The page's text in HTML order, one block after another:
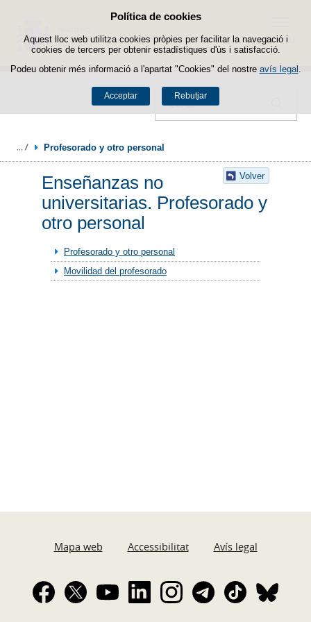
Política de cookies
Aquest lloc web utilitza cookies pròpies per facilitar la navegació i
cookies de tercers per obtenir estadístiques d'ús i satisfacció.
Podeu obtenir més informació a l'apartat "Cookies" del nostre avís legal
Acceptar Rebutjar
Passar al contingut
Cercador
Menú
Profesorado y otro personal
Volver
Enseñanzas no
universitarias. Profesorado y
otro personal
Profesorado y otro personal
Movilidad del profesorado
Mapa web Accessibilitat Avís legal